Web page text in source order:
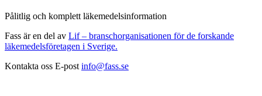
Pålitlig och komplett läkemedelsinformation
Fass är en del av Lif – branschorganisationen för de forskande
läkemedelsföretagen i Sverige.
Kontakta oss E-post info@fass.se